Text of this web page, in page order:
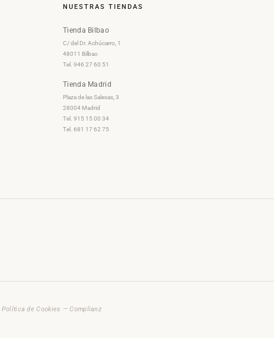
NUESTRAS TIENDAS
Tienda Bilbao
C/ del Dr. Achúcarro, 1
48011 Bilbao
Tel. 946 27 60 51
Tienda Madrid
Plaza de las Salesas, 3
28004 Madrid
Tel. 915 15 00 34
Tel. 681 17 62 75
·Política de Cookies — Complianz